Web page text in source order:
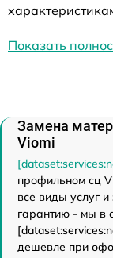
Показать
Замена
Viomi
профильном сц
все виды услуг
гарантию - мы в
дешевле при